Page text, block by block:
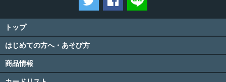
トップ
はじめての方へ・あそび方
商品情報